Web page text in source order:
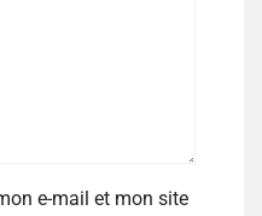
e-mail et mon site